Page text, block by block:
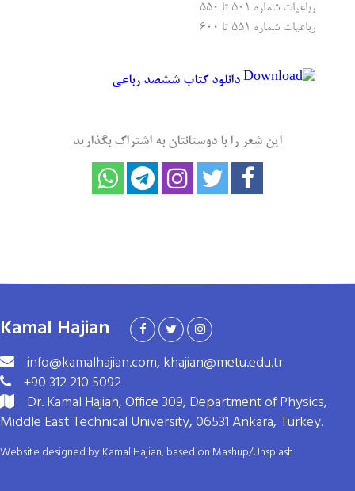
رباعیات شماره ۵۰۱ تا ۵۵۰
رباعیات شماره ۵۵۱ تا ۶۰۰
دانلود کتاب ششصد رباعی
این شعر را با دوستانتان به اشتراک بگذارید
Kamal Hajian
info@kamalhajian.com, khajian@metu.edu.tr
+90 312 210 5092
Dr. Kamal Hajian, Office 309, Department of Physics,
Middle East Technical University, 06531 Ankara, Turkey.
Website designed by Kamal Hajian, based on Mashup/Unsplash